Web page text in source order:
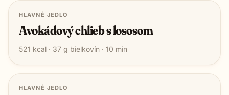
HLAVNÉ JEDLO
Avokádový chlieb s lososom
521 kcal · 37 g bielkovín · 10 min
HLAVNÉ JEDLO